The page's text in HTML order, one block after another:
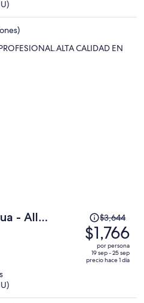
$2,893
CALIDAD EN
- All
El
precio
era
de
$3,644
$3,644
$1,766
por persona
19 sep - 25 sep
precio hace 1 día